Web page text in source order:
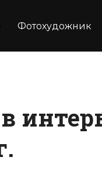
Фотохудожник